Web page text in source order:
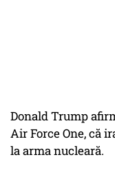
Donald Trump
Air Force One, că
la arma nucleară.